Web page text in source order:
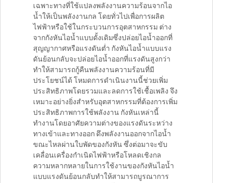
เฉพาะทางที่ใช้แปลงพลังงานความร้อนจากไอ
น้ำให้เป็นพลังงานกล โดยทั่วไปเพื่อการผลิต
ไฟฟ้าหรือใช้ในกระบวนการอุตสาหกรรม ต่าง
จากกังหันไอน้ำแบบดั้งเดิมซึ่งปล่อยไอน้ำออกที่
สุญญากาศหรือแรงดันต่ำ กังหันไอน้ำแบบแรง
ดันย้อนกลับจะปล่อยไอน้ำออกที่แรงดันสูงกว่า
ทำให้สามารถกู้คืนพลังงานความร้อนที่มี
ประโยชน์ได้ โหมดการดำเนินงานนี้ช่วยเพิ่ม
ประสิทธิภาพโดยรวมและลดการใช้เชื้อเพลิง จึง
เหมาะอย่างยิ่งสำหรับอุตสาหกรรมที่ต้องการเพิ่ม
ประสิทธิภาพการใช้พลังงาน กังหันเหล่านี้
ทำงานโดยอาศัยความต่างของแรงดันระหว่าง
ทางเข้าและทางออก ดึงพลังงานออกจากไอน้ำ
ขณะไหลผ่านใบพัดของกังหัน ซึ่งต่อมาจะขับ
เคลื่อนเครื่องกำเนิดไฟฟ้าหรือโหลดเชิงกล
ความหลากหลายในการใช้งานของกังหันไอน้ำ
แบบแรงดันย้อนกลับทำให้สามารถบูรณาการ